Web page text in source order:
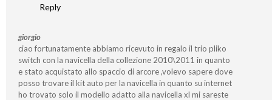
Reply
giorgio
ciao fortunatamente abbiamo ricevuto in regalo il trio pliko
switch con la navicella della collezione 2010\2011 in quanto
e stato acquistato allo spaccio di arcore ,volevo sapere dove
posso trovare il kit auto per la navicella in quanto su internet
ho trovato solo il modello adatto alla navicella xl mi sareste